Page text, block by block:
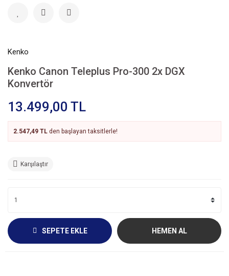
Kenko
Kenko Canon Teleplus Pro-300 2x DGX
Konvertör
13.499,00 TL
2.547,49 TL den başlayan taksitlerle!
Karşılaştır
SEPETE EKLE HEMEN AL